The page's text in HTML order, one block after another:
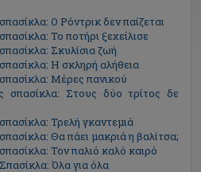
Ο Ρόντρικ δεν παίζεται
Το ποτήρι ξεχείλισε
Σκυλίσια ζωή
Η σκληρή αλήθεια
Μέρες πανικού
σπασίκλα: Στους δύο τρίτος δε
Τρελή γκαντεμιά
Θα πάει μακριά η βαλίτσα;
Τον παλιό καλό καιρό
Όλα για όλα